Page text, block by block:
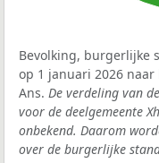
Bevolking, burgerlijke
op 1 januari 2026
Ans. De verdeling van
voor de deelgemeente
onbekend. Daarom
over de burgerlijke